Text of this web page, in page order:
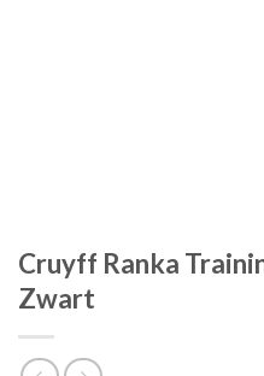
Cruyff Ranka
Zwart